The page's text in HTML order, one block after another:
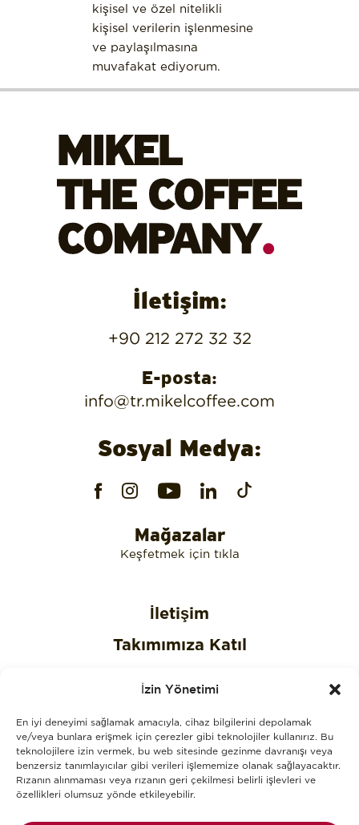
İzin Yönetimi
En iyi deneyimi sağlamak amacıyla, cihaz bilgilerini depolamak
ve/veya bunlara erişmek için çerezler gibi teknolojiler kullanırız. Bu
teknolojilere izin vermek, bu web sitesinde gezinme davranışı veya
benzersiz tanımlayıcılar gibi verileri işlememize olanak sağlayacaktır.
Rızanın alınmaması veya rızanın geri çekilmesi belirli işlevleri ve
özellikleri olumsuz yönde etkileyebilir.
kişisel ve özel nitelikli
kişisel verilerin işlenmesine
ve paylaşılmasına
muvafakat ediyorum.
İletişim:
+90 212 272 32 32
E-posta:
info@tr.mikelcoffee.com
Sosyal Medya:
Mağazalar
Keşfetmek için tıkla
İletişim
Takımımıza Katıl
KVKK Aydınlatma Metni
KVKK Açık Rıza Onay Metni
Alerjenler